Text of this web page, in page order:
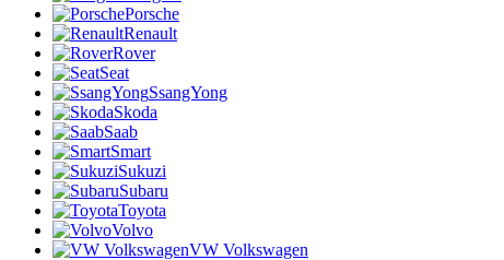
Porsche
Renault
Rover
Seat
SsangYong
Skoda
Saab
Smart
Sukuzi
Subaru
Toyota
Volvo
VW Volkswagen